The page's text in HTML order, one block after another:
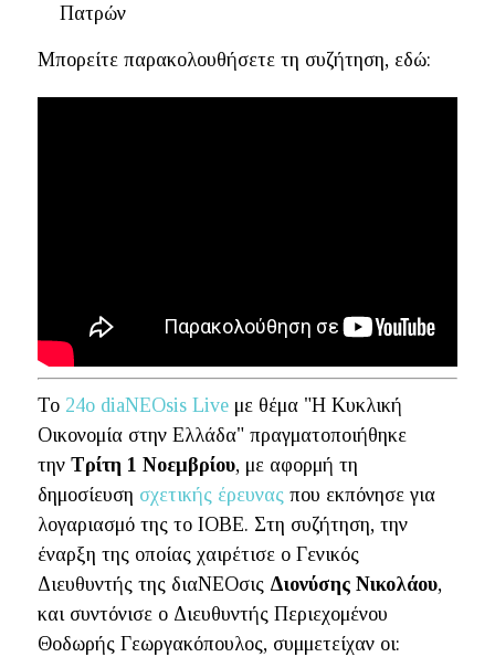
Πατρών
Μπορείτε παρακολουθήσετε τη συζήτηση, εδώ:
To 24ο diaNEOsis Liveμε θέμα "H Κυκλική
Οικονομία στην Ελλάδα" πραγματοποιήθηκε
την Τρίτη 1 Νοεμβρίου, με αφορμή τη
δημοσίευση σχετικής έρευναςπου εκπόνησε για
λογαριασμό της το ΙΟΒΕ. Στη συζήτηση, την
έναρξη της οποίας χαιρέτισε ο Γενικός
Διευθυντής της διαΝΕΟσις Διονύσης Νικολάου,
και συντόνισε ο Διευθυντής Περιεχομένου
Θοδωρής Γεωργακόπουλος, συμμετείχαν οι: